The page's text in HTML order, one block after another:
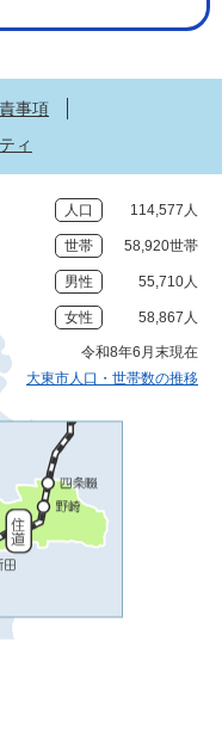
事項
ィ
人口 114,577人
世帯 58,920世帯
男性 55,710人
女性 58,867人
令和8年6月末現在
大東市人口・世帯数の推移